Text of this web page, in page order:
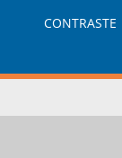
CONTRASTE